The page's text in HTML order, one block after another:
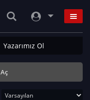
Yazarımız Ol